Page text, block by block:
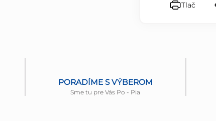
Tlač
PORADÍME S VÝBEROM
Sme tu pre Vás Po - Pia